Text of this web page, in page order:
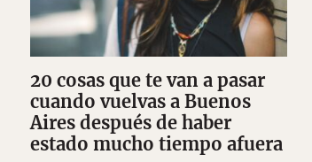
20 cosas que te van a pasar
cuando vuelvas a Buenos
Aires después de haber
estado mucho tiempo afuera